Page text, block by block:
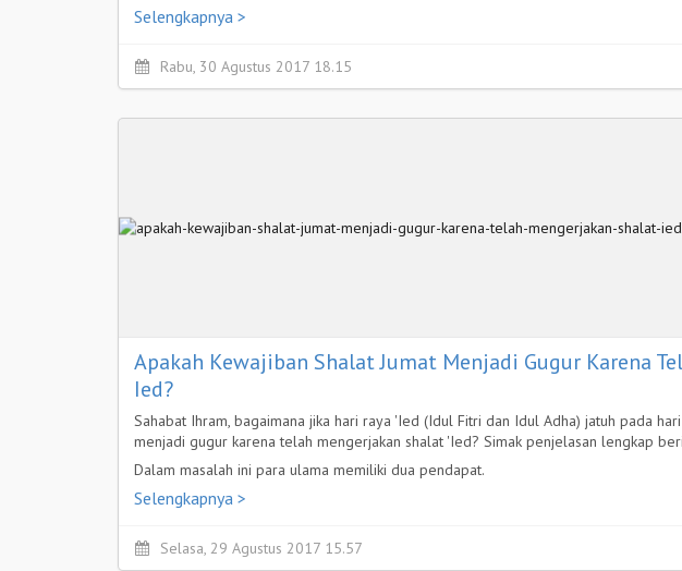
Selengkapnya >
Rabu, 30 Agustus 2017 18.15
Apakah Kewajiban Shalat Jumat Menjadi Gugur Karena
Ied?
Sahabat Ihram, bagaimana jika hari raya 'Ied (Idul Fitri dan Idul Adha) jatuh pada
menjadi gugur karena telah mengerjakan shalat 'Ied? Simak penjelasan lengkap
Dalam masalah ini para ulama memiliki dua pendapat.
Selengkapnya >
Selasa, 29 Agustus 2017 15.57